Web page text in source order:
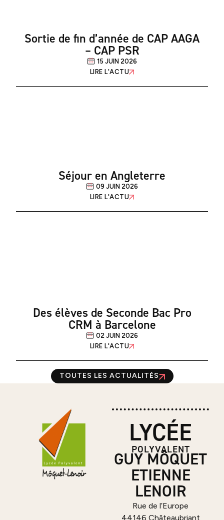
Sortie de fin d’année de CAP AAGA
– CAP PSR
15 JUIN 2026
LIRE L'ACTU
Séjour en Angleterre
09 JUIN 2026
LIRE L'ACTU
Des élèves de Seconde Bac Pro
CRM à Barcelone
02 JUIN 2026
LIRE L'ACTU
TOUTES LES ACTUALITÉS
LYCÉE
POLYVALENT
GUY MÔQUET
ETIENNE
LENOIR
Rue de l’Europe
44146 Châteaubriant